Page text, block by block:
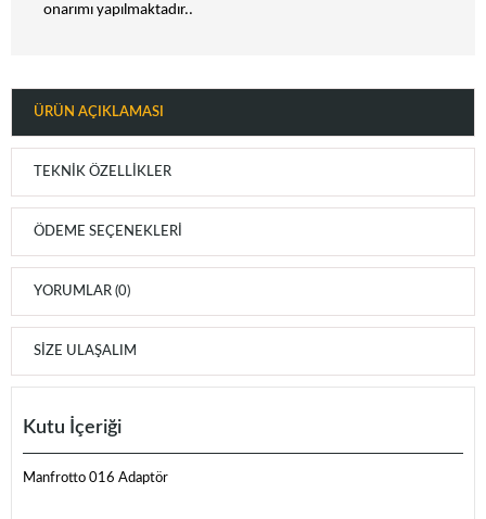
onarımı yapılmaktadır..
ÜRÜN AÇIKLAMASI
TEKNIK ÖZELLIKLER
ÖDEME SEÇENEKLERI
YORUMLAR (0)
SIZE ULAŞALIM
Kutu İçeriği
Manfrotto 016 Adaptör